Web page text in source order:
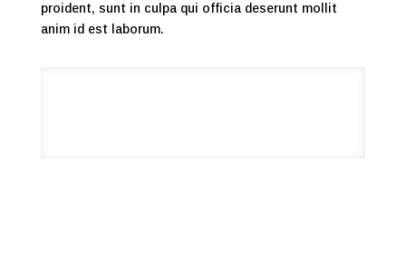
proident, sunt in culpa qui officia deserunt mollit
anim id est laborum.